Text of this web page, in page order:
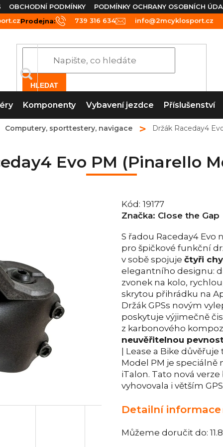
OBCHODNÍ PODMÍNKY PODMÍNKY OCHRANY OSOBNÍCH
Prodejna: 739 316 634 info@2mcyklosport.cz
HLEDAT
Komponenty Vybavení jezdce Příslušenství
Computery, sporttestery, navigace Držák Raceday4
Evo PM (Pinarello
Kód: 19177
Značka: Close the Gap
Můžeme doručit do:
S řadou Raceday4 Evo
pro špičkové funkční
v sobě spojuje čtyři
elegantního designu:
zvonek na kolo,
skrytou přihrádku na
Držák GPSs novým
poskytuje výjimečně
z karbonového
neuvěřitelnou
| Lease a Bike
Model PM je speciálně
iTalon. Tato nová
vyhovovala i větším
Detailní informace